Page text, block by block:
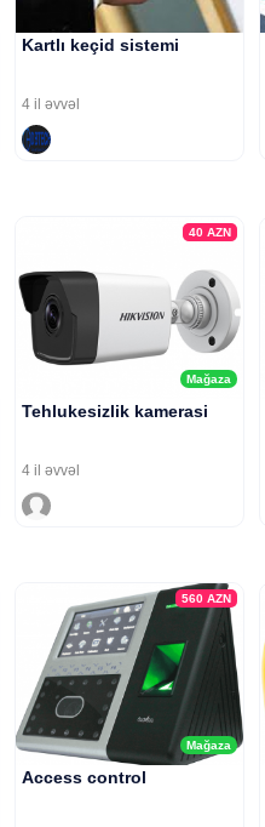
Kartlı keçid sistemi
4 il əvvəl
Mağaza
40 AZN
Tehlukesizlik kamerasi
4 il əvvəl
Mağaza
560 AZN
Access control